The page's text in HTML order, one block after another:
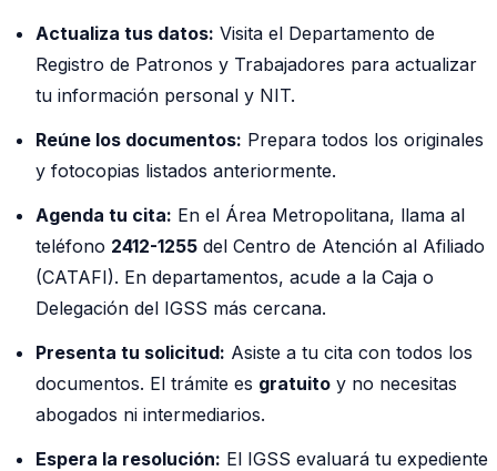
Actualiza tus datos: Visita el Departamento de
Registro de Patronos y Trabajadores para actualizar
tu información personal y NIT.
Reúne los documentos: Prepara todos los originales
y fotocopias listados anteriormente.
Agenda tu cita: En el Área Metropolitana, llama al
teléfono 2412-1255 del Centro de Atención al Afiliado
(CATAFI). En departamentos, acude a la Caja o
Delegación del IGSS más cercana.
Presenta tu solicitud: Asiste a tu cita con todos los
documentos. El trámite es gratuito y no necesitas
abogados ni intermediarios.
Espera la resolución: El IGSS evaluará tu expediente